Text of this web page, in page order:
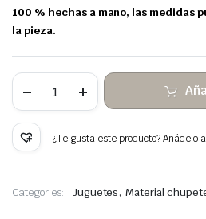
100 % hechas a mano, las medidas
la pieza.
Conejo
de
cantidad
¿Te gusta este producto? Añádelo
Categories: Juguetes,Material